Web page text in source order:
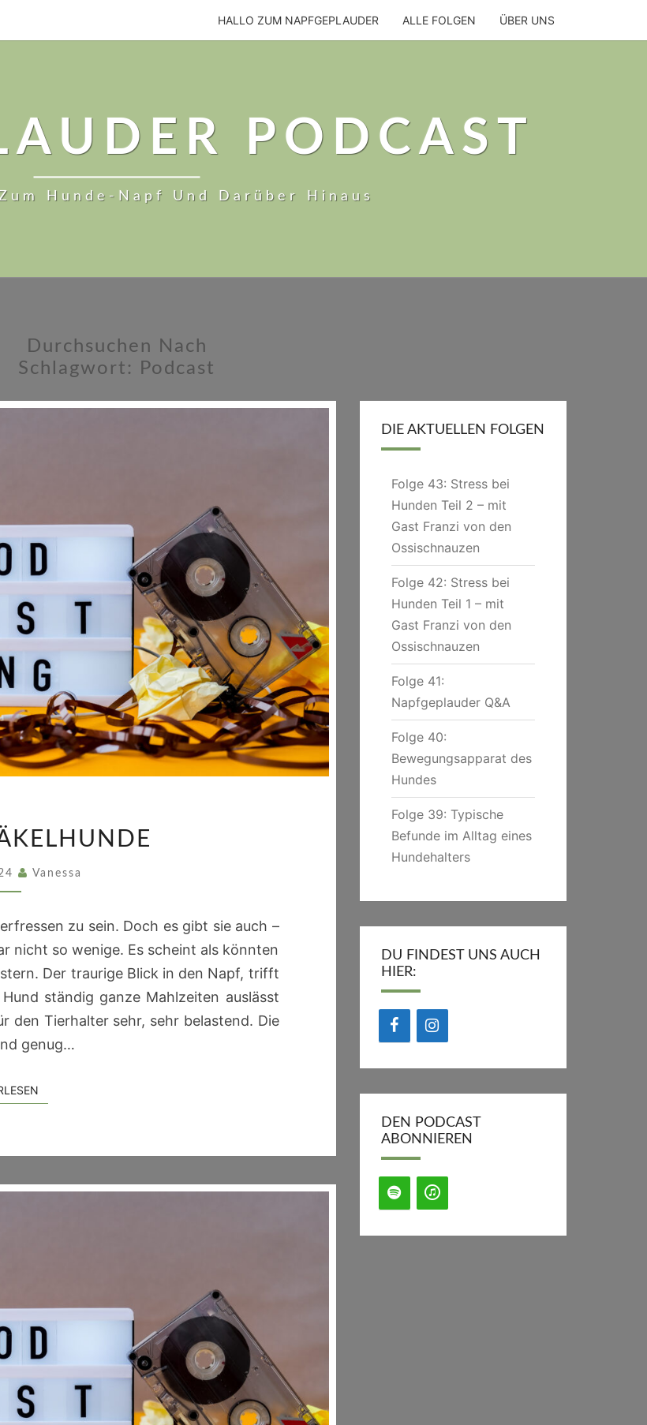
HALLO ZUM NAPFGEPLAUDER ALLE FOLGEN ÜBER UNS
PODCAST
Hunde-Napf Und Darüber Hinaus
Durchsuchen Nach
Schlagwort:
Podcast
8:
MÄKELHUNDE
Vanessa
zu sein. Doch es gibt sie auch –
nicht so wenige. Es scheint als könnten
Der traurige Blick in den Napf, trifft
ständig ganze Mahlzeiten auslässt
den Tierhalter sehr, sehr belastend. Die
genug…
DIE AKTUELLEN FOLGEN
Folge 43: Stress bei
Hunden Teil 2 – mit
Gast Franzi von den
Ossischnauzen
Folge 42: Stress bei
Hunden Teil 1 – mit
Gast Franzi von den
Ossischnauzen
Folge 41:
Napfgeplauder Q&A
Folge 40:
Bewegungsapparat des
Hundes
Folge 39: Typische
Befunde im Alltag eines
Hundehalters
DU FINDEST UNS AUCH
HIER:
DEN PODCAST
ABONNIEREN